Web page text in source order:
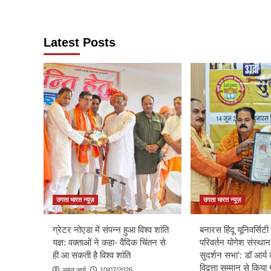
Latest Posts
उगता भारत न्यूज़
ग्रेटर नोएडा में संपन्न हुआ विश्व शांति
यज्ञ: वक्ताओं ने कहा- वैदिक चिंतन से
ही आ सकती है विश्व शांति
उगता भारत न्यूज़
बनारस हिंदू
परिवर्तन योगेश संस्थान
सुदर्शन सभा’: डॉ आर्य
विद्वत्ता सम्मान से